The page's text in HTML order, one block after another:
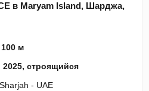
в Maryam Island, Шарджа,
100 м
2025, строящийся
- UAE